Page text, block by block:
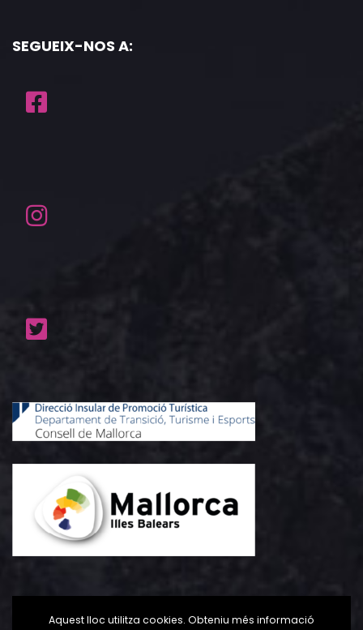
SEGUEIX-NOS A:
Aquest lloc utilitza cookies. Obteniu més informació